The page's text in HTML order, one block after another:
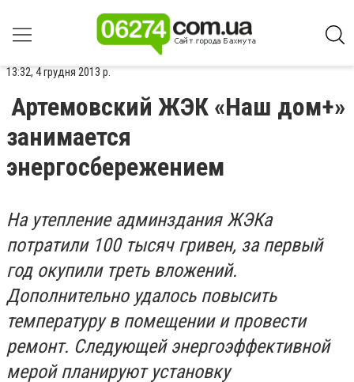
13:32, 4 грудня 2013 р.
Артемовский ЖЭК «Наш дом+»
занимается
энергосбережением
На утепление админздания ЖЭКа
потратили 100 тысяч гривен, за первый
год окупили треть вложений.
Дополнительно удалось повысить
температуру в помещении и провести
ремонт. Следующей энергоэффективной
мерой планируют установку